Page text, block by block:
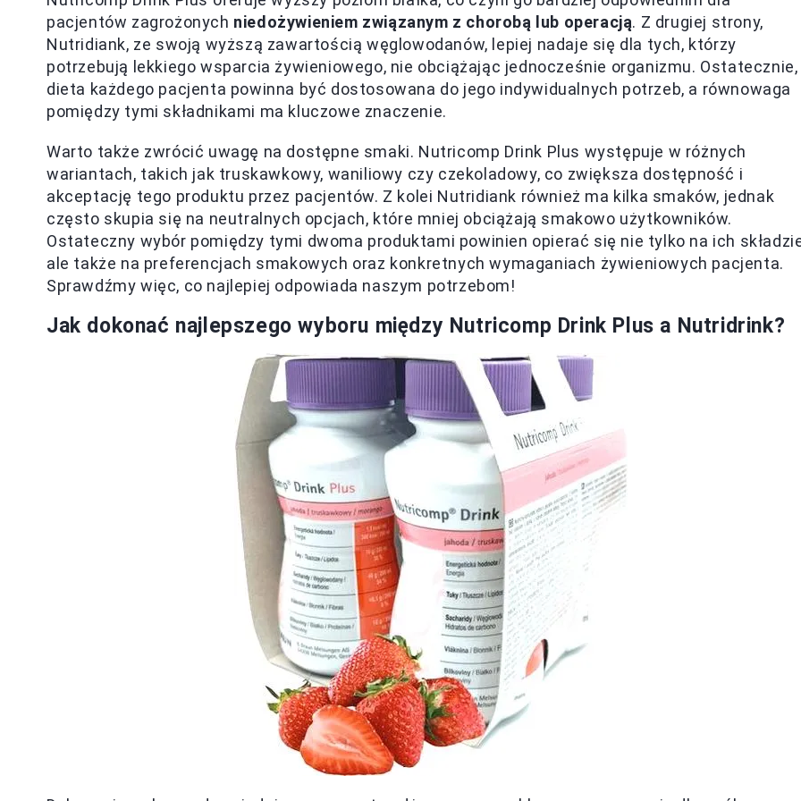
pacjentów zagrożonych niedożywieniem związanym z chorobą lub operacją. Z drugiej strony,
Nutridiank, ze swoją wyższą zawartością węglowodanów, lepiej nadaje się dla tych, którzy
potrzebują lekkiego wsparcia żywieniowego, nie obciążając jednocześnie organizmu. Ostatecznie,
dieta każdego pacjenta powinna być dostosowana do jego indywidualnych potrzeb, a równowaga
pomiędzy tymi składnikami ma kluczowe znaczenie.
Warto także zwrócić uwagę na dostępne smaki. Nutricomp Drink Plus występuje w różnych
wariantach, takich jak truskawkowy, waniliowy czy czekoladowy, co zwiększa dostępność i
akceptację tego produktu przez pacjentów. Z kolei Nutridiank również ma kilka smaków, jednak
często skupia się na neutralnych opcjach, które mniej obciążają smakowo użytkowników.
Ostateczny wybór pomiędzy tymi dwoma produktami powinien opierać się nie tylko na ich
ale także na preferencjach smakowych oraz konkretnych wymaganiach żywieniowych pacjenta.
Sprawdźmy więc, co najlepiej odpowiada naszym potrzebom!
Jak dokonać najlepszego wyboru między Nutricomp Drink Plus a Nutridrink?